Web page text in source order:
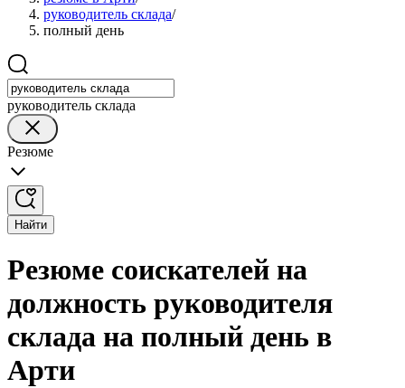
руководитель склада/
полный день
руководитель склада
Резюме
Найти
Резюме соискателей на
должность руководителя
склада на полный день в
Арти